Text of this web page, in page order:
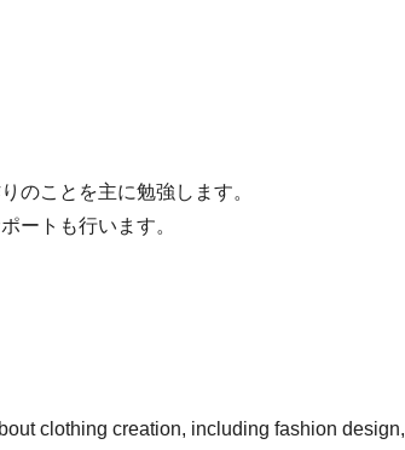
のことを主に勉強します。
ートも行います。
clothing creation, including fashion design,